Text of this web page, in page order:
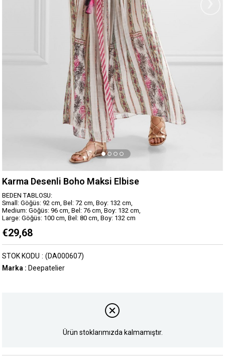
Karma Desenli Boho Maksi Elbise
BEDEN TABLOSU:
Small: Göğüs: 92 cm, Bel: 72 cm, Boy: 132 cm,
Medium: Göğüs: 96 cm, Bel: 76 cm, Boy: 132 cm,
Large: Göğüs: 100 cm, Bel: 80 cm, Boy: 132 cm
€29,68
(DA000607)
STOK KODU
Marka : Deepatelier
Ürün stoklarımızda kalmamıştır.